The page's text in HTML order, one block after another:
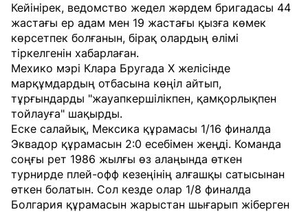
Кейінірек, ведомство жедел жәрдем бригадасы 44
жастағы ер адам мен 19 жастағы қызға көмек
көрсетпек болғанын, бірақ олардың өлімі
тіркелгенін хабарлаған.
Мехико мэрі Клара Бругада X желісінде
марқұмдардың отбасына көңіл айтып,
тұрғындарды "жауапкершілікпен, қамқорлықпен
тойлауға" шақырды.
Еске салайық, Мексика құрамасы 1/16 финалда
Эквадор құрамасын 2:0 есебімен жеңді. Команда
соңғы рет 1986 жылғы өз алаңында өткен
турнирде плей-офф кезеңінің алғашқы сатысынан
өткен болатын. Сол кезде олар 1/8 финалда
Болгария құрамасын жарыстан шығарып жіберген